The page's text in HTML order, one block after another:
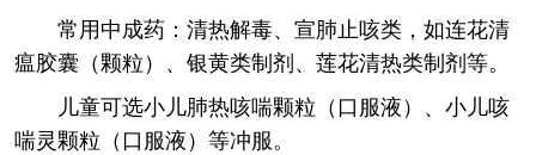
常用中成药：清热解毒、宣肺止咳类，如连花清
瘟胶囊（颗粒）、银黄类制剂、莲花清热类制剂等。
儿童可选小儿肺热咳喘颗粒（口服液）、小儿咳
喘灵颗粒（口服液）等冲服。